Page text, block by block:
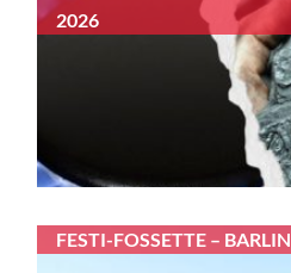
2026
FESTI-FOSSETTE – BARLIN